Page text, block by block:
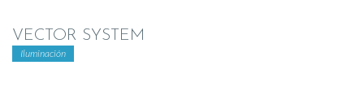
VECTOR SYSTEM
Iluminación